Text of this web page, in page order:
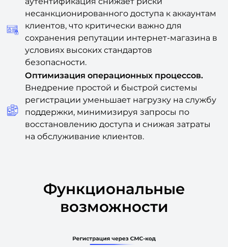
несанкционированного доступа к аккаунтам
клиентов, что критически важно для
сохранения репутации интернет-магазина в
условиях высоких стандартов
безопасности.
Оптимизация операционных процессов.
Внедрение простой и быстрой системы
регистрации уменьшает нагрузку на службу
поддержки, минимизируя запросы по
восстановлению доступа и снижая затраты
на обслуживание клиентов.
Функциональные
возможности